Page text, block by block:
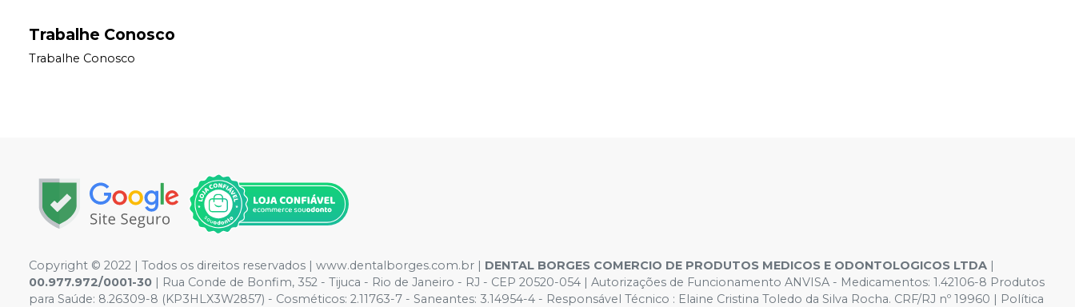
Trabalhe Conosco
Trabalhe Conosco
Copyright © 2022 | Todos os direitos reservados | www.dentalborges.com.br | DENTAL BORGES COMERCIO DE PRODUTOS MEDICOS E ODONTOLOGICOS LTDA |
00.977.972/0001-30 | Rua Conde de Bonfim, 352 - Tijuca - Rio de Janeiro - RJ - CEP 20520-054 | Autorizações de Funcionamento ANVISA - Medicamentos: 1.42106-8 Produtos
para Saúde: 8.26309-8 (KP3HLX3W2857) - Cosméticos: 2.11763-7 - Saneantes: 3.14954-4 - Responsável Técnico : Elaine Cristina Toledo da Silva Rocha. CRF/RJ nº 19960 | Política